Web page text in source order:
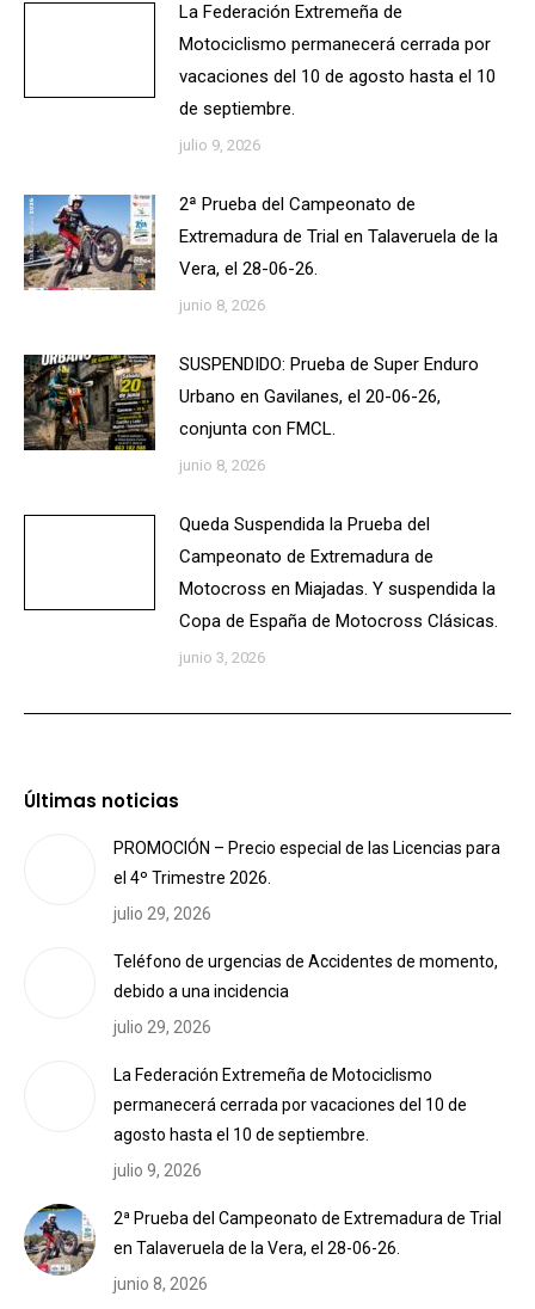
La Federación Extremeña de
Motociclismo permanecerá cerrada por
vacaciones del 10 de agosto hasta el 10
de septiembre.
julio 9, 2026
2ª Prueba del Campeonato de
Extremadura de Trial en Talaveruela de la
Vera, el 28-06-26.
junio 8, 2026
SUSPENDIDO: Prueba de Super Enduro
Urbano en Gavilanes, el 20-06-26,
conjunta con FMCL.
junio 8, 2026
Queda Suspendida la Prueba del
Campeonato de Extremadura de
Motocross en Miajadas. Y suspendida la
Copa de España de Motocross Clásicas.
junio 3, 2026
Últimas noticias
PROMOCIÓN – Precio especial de las Licencias para
el 4º Trimestre 2026.
julio 29, 2026
Teléfono de urgencias de Accidentes de momento,
debido a una incidencia
julio 29, 2026
La Federación Extremeña de Motociclismo
permanecerá cerrada por vacaciones del 10 de
agosto hasta el 10 de septiembre.
julio 9, 2026
2ª Prueba del Campeonato de Extremadura de Trial
en Talaveruela de la Vera, el 28-06-26.
junio 8, 2026